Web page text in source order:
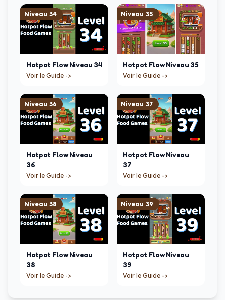
Niveau 34
Hotpot Flow Niveau 34
Voir le Guide ->
Niveau 35
Hotpot Flow Niveau 35
Voir le Guide ->
Niveau 36
Hotpot Flow Niveau
36
Voir le Guide ->
Niveau 37
Hotpot Flow Niveau
37
Voir le Guide ->
Niveau 38
Hotpot Flow Niveau
38
Voir le Guide ->
Niveau 39
Hotpot Flow Niveau
39
Voir le Guide ->